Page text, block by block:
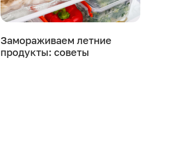
Замораживаем летние
продукты: советы